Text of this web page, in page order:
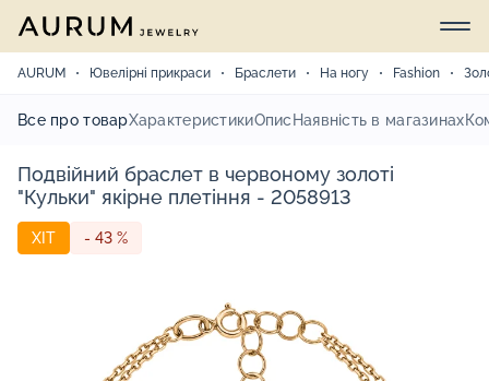
AURUM Ювелірні прикраси Браслети На ногу Fashion
Все про товарХарактеристикиОпис Наявність в магазинах
Подвійний браслет в червоному золоті
"Кульки" якірне плетіння - 2058913
ХІТ - 43 %